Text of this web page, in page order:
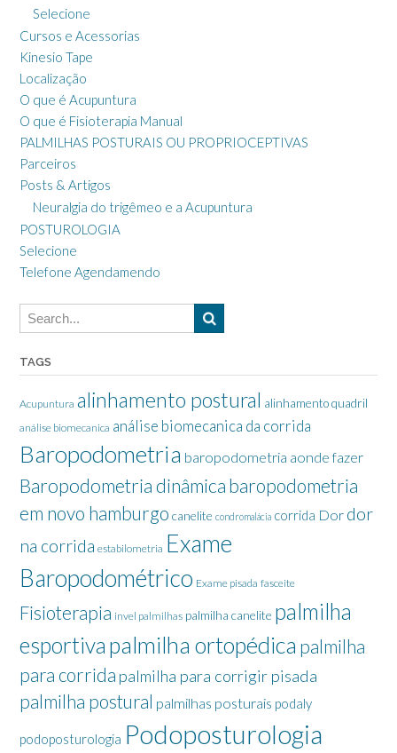
Selecione
Cursos e Acessorias
Kinesio Tape
Localização
O que é Acupuntura
O que é Fisioterapia Manual
PALMILHAS POSTURAIS OU PROPRIOCEPTIVAS
Parceiros
Posts & Artigos
Neuralgia do trigêmeo e a Acupuntura
POSTUROLOGIA
Selecione
Telefone Agendamendo
TAGS
Acupuntura alinhamento postural alinhamento quadril
análise biomecanica análise biomecanica da corrida
Baropodometria baropodometria aonde fazer
Baropodometria dinâmica baropodometria
em novo hamburgo canelite condromalácia corrida Dor dor
na corrida estabilometria Exame
Baropodométrico Exame pisada fasceite
Fisioterapia invel palmilhas palmilha canelite palmilha
esportiva palmilha ortopédica palmilha
para corrida palmilha para corrigir pisada
palmilha postural palmilhas posturais podaly
podoposturologia Podoposturologia